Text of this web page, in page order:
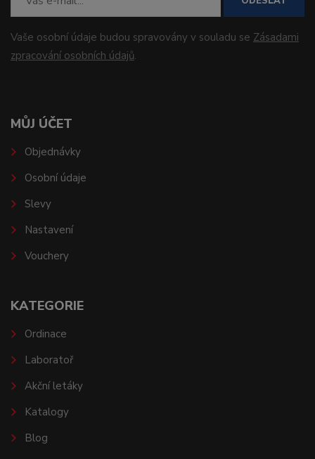
Vaše osobní údaje budou spravovány v souladu se Zásadami
zpracování osobních údajů.
MŮJ ÚČET
Objednávky
Osobní údaje
Slevy
Nastavení
Vouchery
KATEGORIE
Ordinace
Laboratoř
Akční letáky
Katalogy
Blog